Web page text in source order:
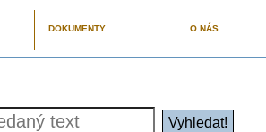
DOKUMENTY O NÁS